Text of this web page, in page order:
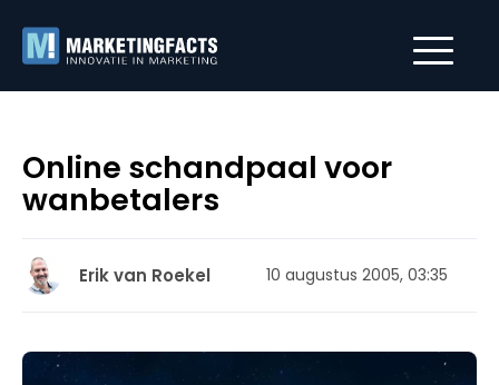
Online schandpaal voor
wanbetalers
Erik van Roekel 10 augustus 2005, 03:35